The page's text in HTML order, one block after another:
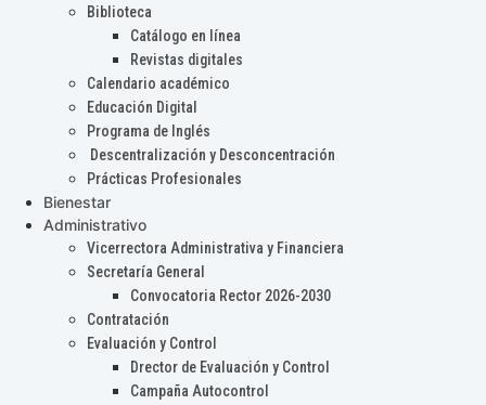
Biblioteca
Catálogo en línea
Revistas digitales
Calendario académico
Educación Digital
Programa de Inglés
Descentralización y Desconcentración
Prácticas Profesionales
Bienestar
Administrativo
Vicerrectora Administrativa y Financiera
Secretaría General
Convocatoria Rector 2026-2030
Contratación
Evaluación y Control
Drector de Evaluación y Control
Campaña Autocontrol